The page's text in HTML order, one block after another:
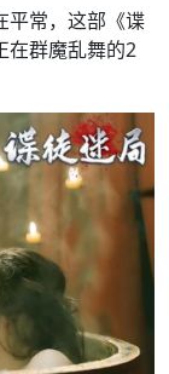
平常，这部《谍
在群魔乱舞的2